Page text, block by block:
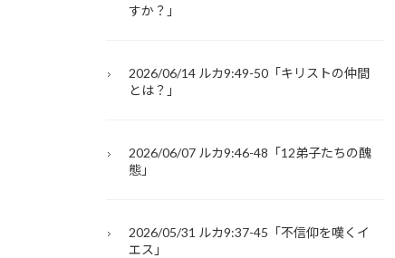
すか？」
2026/06/14 ルカ9:49-50「キリストの仲間
とは？」
2026/06/07 ルカ9:46-48「12弟子たちの醜
態」
2026/05/31 ルカ9:37-45「不信仰を嘆くイ
エス」